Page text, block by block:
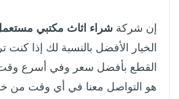
إن شركة شراء اثاث مكتبي
الخيار الأفضل بالنسبة لك إذا كنت
القطع بأفضل سعر وفي أسرع
هو التواصل معنا في أي وقت من